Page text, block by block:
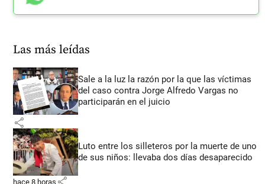
Las más leídas
Sale a la luz la razón por la que las víctimas
del caso contra Jorge Alfredo Vargas no
participarán en el juicio
share
Luto entre los silleteros por la muerte de uno
de sus niños: llevaba dos días desaparecido
hace 8 horas